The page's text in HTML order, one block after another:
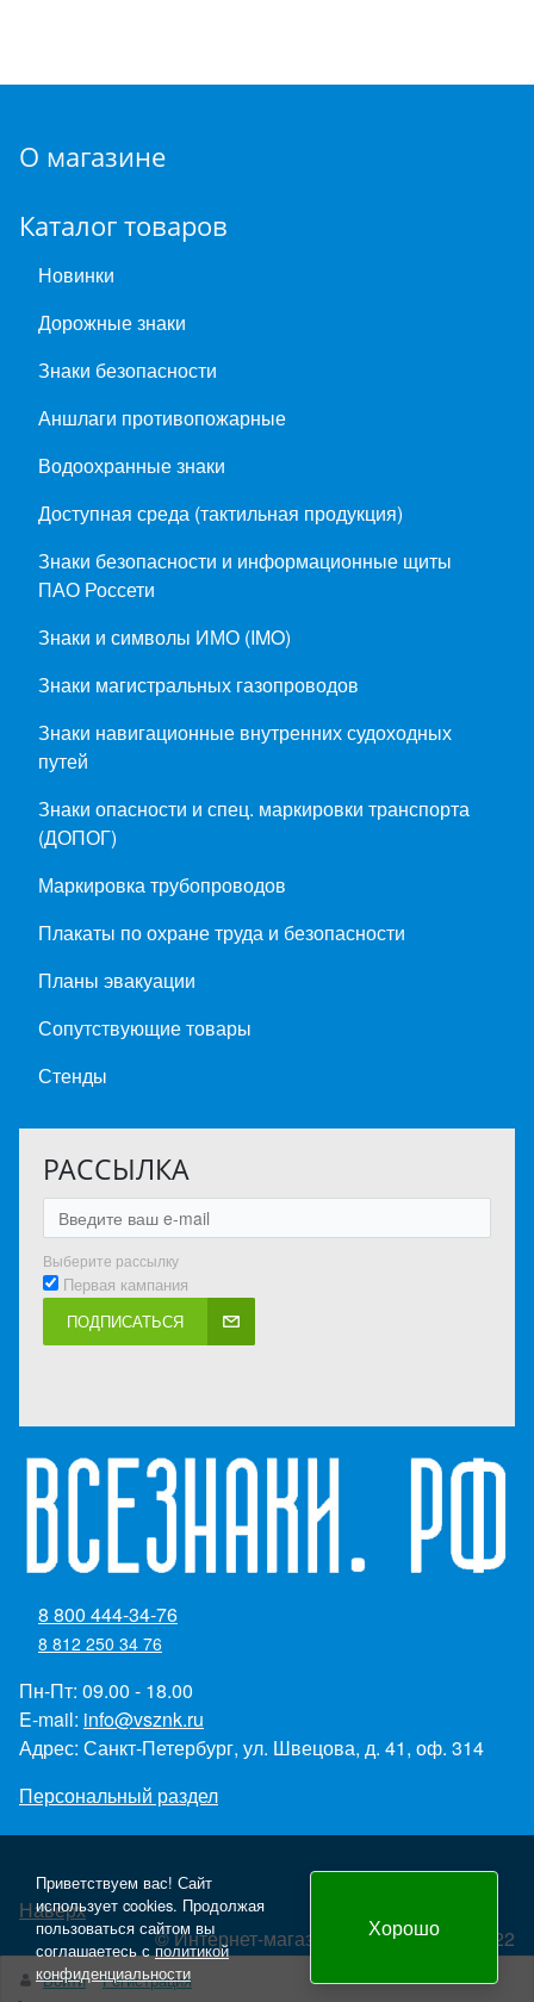
О магазине
Каталог товаров
Новинки
Дорожные знаки
Знаки безопасности
Аншлаги противопожарные
Водоохранные знаки
Доступная среда (тактильная продукция)
Знаки безопасности и информационные щиты
ПАО Россети
Знаки и символы ИМО (IMO)
Знаки магистральных газопроводов
Знаки навигационные внутренних судоходных
путей
Знаки опасности и спец. маркировки транспорта
(ДОПОГ)
Маркировка трубопроводов
Плакаты по охране труда и безопасности
Планы эвакуации
Сопутствующие товары
Стенды
РАССЫЛКА
Выберите рассылку
Первая кампания
ПОДПИСАТЬСЯ
8 800 444-34-76
8 812 250 34 76
Пн-Пт: 09.00 - 18.00
E-mail: info@vsznk.ru
Адрес: Санкт-Петербург, ул. Швецова, д. 41, оф. 314
Персональный раздел
Наверх
© Интернет-магазин "Всезнаки.рф" 2022
Создание и продвижение сайта - Panteon WS
Войти
Регистрация
Приветствуем вас! Сайт
использует cookies. Продолжая
пользоваться сайтом вы
соглашаетесь сполитикой
конфиденциальности
Хорошо